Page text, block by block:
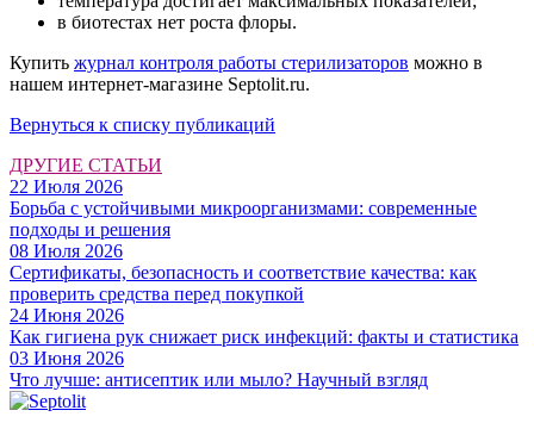
в биотестах нет роста флоры.
Купить журнал контроля работы стерилизаторов можно в
нашем интернет-магазине Septolit.ru.
Вернуться к списку публикаций
ДРУГИЕ СТАТЬИ
22 Июля 2026
Борьба с устойчивыми микроорганизмами: современные
подходы и решения
08 Июля 2026
Сертификаты, безопасность и соответствие качества: как
проверить средства перед покупкой
24 Июня 2026
Как гигиена рук снижает риск инфекций: факты и статистика
03 Июня 2026
Что лучше: антисептик или мыло? Научный взгляд